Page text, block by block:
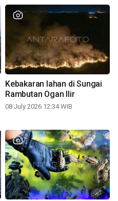
Kebakaran lahan di Sungai
Rambutan Ogan Ilir
08 July 2026 12:34 WIB